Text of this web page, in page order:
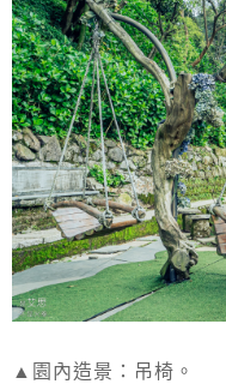
▲園內造景：吊椅。